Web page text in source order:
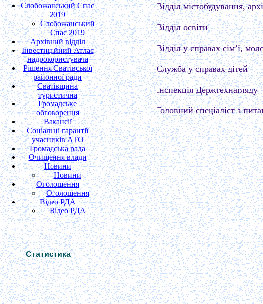
Слобожанський Спас
2019
Слобожанський
Спас 2019
Архівний відділ
Інвестиційний Атлас
надрокористувача
Рішення Сватівської
районної ради
Сватівщина
туристична
Громадське
обговорення
Вакансії
Соціальні гарантії
учасників АТО
Громадська рада
Очищення влади
Новини
Новини
Оголошення
Оголошення
Відео РДА
Відео РДА
Статистика
Відділ містобудування,
Відділ освіти
Відділ у справах сім’ї,
Служба у справах дітей
Інспекція Держтехнагляду
Головний спеціаліст з